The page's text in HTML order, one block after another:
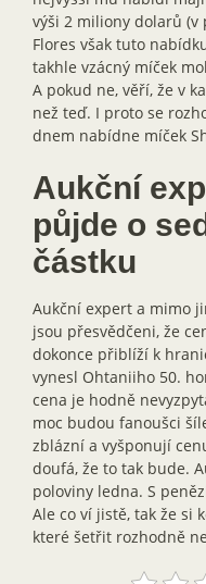
výši 2 miliony dolarů
Flores však tuto
takhle vzácný míček
A pokud ne, věří, že v
než teď. I proto se
dnem nabídne míček
Aukční
půjde o
částku
Aukční expert a mimo
jsou přesvědčeni, že
dokonce přiblíží k
vynesl Ohtaniiho 50.
cena je hodně
moc budou fanoušci
zblázní a vyšponují
doufá, že to tak bude.
poloviny ledna. S
Ale co ví jistě, tak že si
které šetřit rozhodně